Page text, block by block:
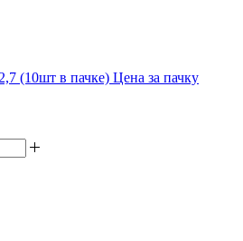
(10шт в пачке) Цена за пачку